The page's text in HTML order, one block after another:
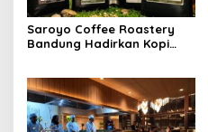
Saroyo Coffee Roastery
Bandung Hadirkan Kopi